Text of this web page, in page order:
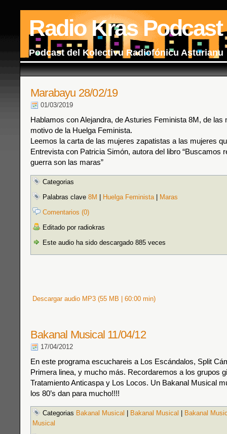
Radio Kras Podcast
Podcast del Kolectivu Radiofónicu Asturianu
Marabayu 28/02/19
01/03/2019
Hablamos con Alejandra, de Asturies Feminista 8M, de las
motivo de la Huelga Feminista.
Leemos la carta de las mujeres zapatistas a las mujeres
Entrevista con Patricia Simón, autora del libro “Buscamos
guerra son las maras”
Categorias
Palabras clave 8M Huelga Feminista|
Maras
Comentarios (0)
Editado por radiokras
Este audio ha sido descargado 885 veces
Descargar audio MP3 (55 MB | 60:00 min)
Bakanal Musical 11/04/12
17/04/2012
En este programa escuchareis a Los Escándalos, Split
Primera linea, y mucho más. Recordaremos a los grupos
Tratamiento Anticaspa y Los Locos. Un Bakanal Musical
los 80’s dan para mucho!!!!
Categorias Bakanal Musical Bakanal Musical
Bakanal
Musical